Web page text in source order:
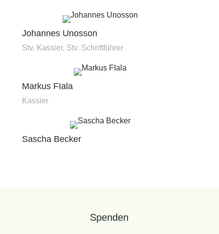
Johannes Unosson
Stv. Kassier, Stv. Schriftführer
Markus FIala
Kassier
Sascha Becker
Spenden